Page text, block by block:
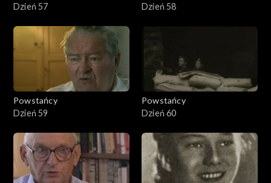
Dzień 57
Dzień 58
Powstańcy
Dzień 59
Powstańcy
Dzień 60